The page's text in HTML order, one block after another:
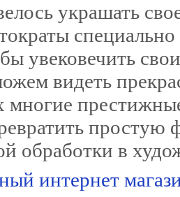
украшать
бы увековечить
видеть
простую
обработки в
интернет